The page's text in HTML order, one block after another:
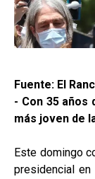
Fuente: El
- Con 35 años
más joven de
Este domingo
presidencial en